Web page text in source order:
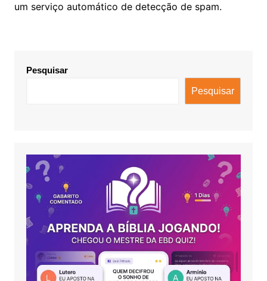
um serviço automático de detecção de spam.
Pesquisar
Pesquisar